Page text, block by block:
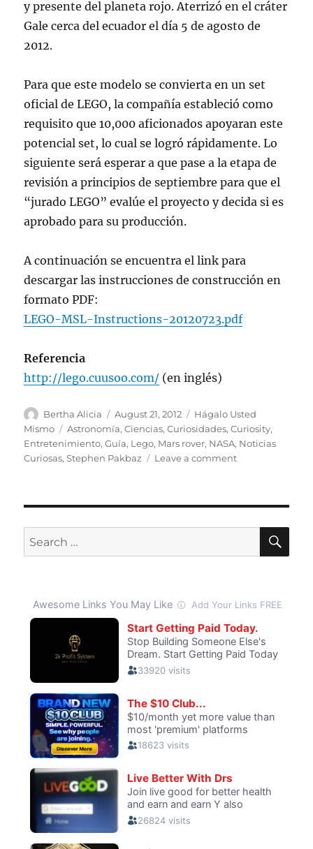
y presente del planeta rojo. Aterrizó en el cráter
Gale cerca del ecuador el día 5 de agosto de
2012.
Para que este modelo se convierta en un set
oficial de LEGO, la compañía estableció como
requisito que 10,000 aficionados apoyaran este
potencial set, lo cual se logró rápidamente. Lo
siguiente será esperar a que pase a la etapa de
revisión a principios de septiembre para que el
“jurado LEGO” evalúe el proyecto y decida si es
aprobado para su producción.
A continuación se encuentra el link para
descargar las instrucciones de construcción en
formato PDF:
LEGO-MSL-Instructions-20120723.pdf
Referencia
http://lego.cuusoo.com/ (en inglés)
Author
Bertha Alicia
Posted
on
August 21, 2012 Categories
Hágalo Usted
Mismo
Tags
Astronomía,Ciencias,Curiosidades,Curiosity,
Entretenimiento,Guía, Lego, Mars rover, NASA, Noticias
Curiosas,Stephen Pakbaz Leave a commenton
Rover
LEGOs!
Search
for: